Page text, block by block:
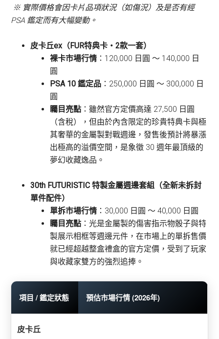
※ 實際價格會因卡片品項狀況（如傷況）及是否有經
PSA 鑑定而有大幅變動。
皮卡丘ex（FUR特典卡・2款一套）
裸卡市場行情 ：120,000 日圓 〜 140,000 日
圓
PSA 10 鑑定品 ：250,000 日圓 〜 300,000 日
圓
矚目亮點 ：雖然官方定價高達 27,500 日圓
（含稅），但由於內含限定的珍貴特典卡與極
其奢華的金屬製對戰週邊，發售後預計將暴漲
出極高的溢價空間，是象徵 30 週年最頂級的
夢幻收藏逸品。
30th FUTURISTIC 特製金屬週邊套組（全新未拆封
單件配件）
單拆市場行情 ：30,000 日圓 〜 40,000 日圓
矚目亮點 ：光是金屬製的傷害指示物骰子與特
製展示相框等週邊元件，在市場上的單拆售價
就已經超越整盒禮盒的官方定價，受到了玩家
與收藏家雙方的強烈追捧。
項目 / 鑑定狀態 預估市場行情 (2026年)
皮卡丘